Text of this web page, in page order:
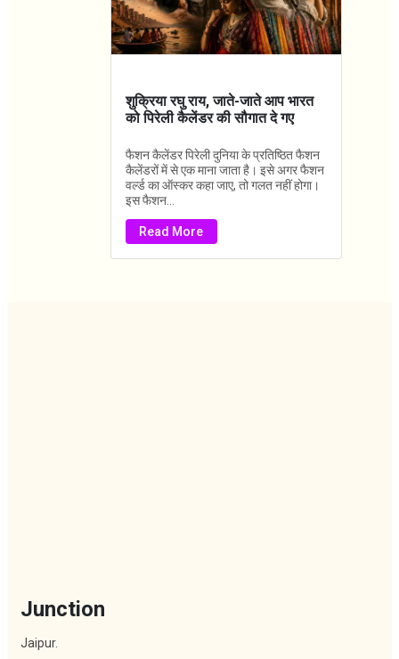
शुक्रिया रघु राय, जाते-जाते आप भारत
को पिरेली कैलेंडर की सौगात दे गए
फैशन कैलेंडर पिरेली दुनिया के प्रतिष्ठित फैशन
कैलेंडरों में से एक माना जाता है। इसे अगर फैशन
वर्ल्ड का ऑस्कर कहा जाए, तो गलत नहीं होगा।
इस फैशन...
Read More
Junction
Jaipur.